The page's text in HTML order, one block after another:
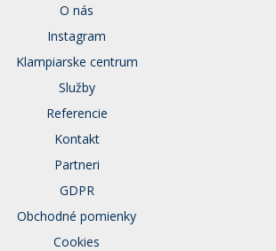
O nás
Instagram
Klampiarske centrum
Služby
Referencie
Kontakt
Partneri
GDPR
Obchodné pomienky
Cookies